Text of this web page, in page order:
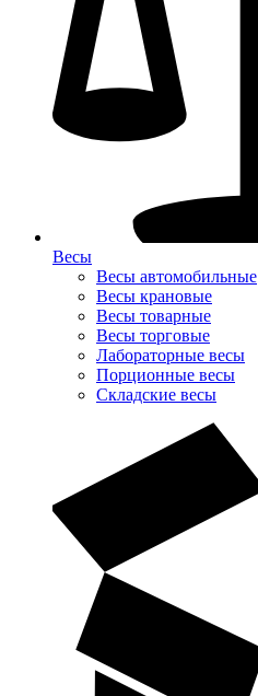
Весы
Весы автомобильные
Весы крановые
Весы товарные
Весы торговые
Лабораторные весы
Порционные весы
Складские весы